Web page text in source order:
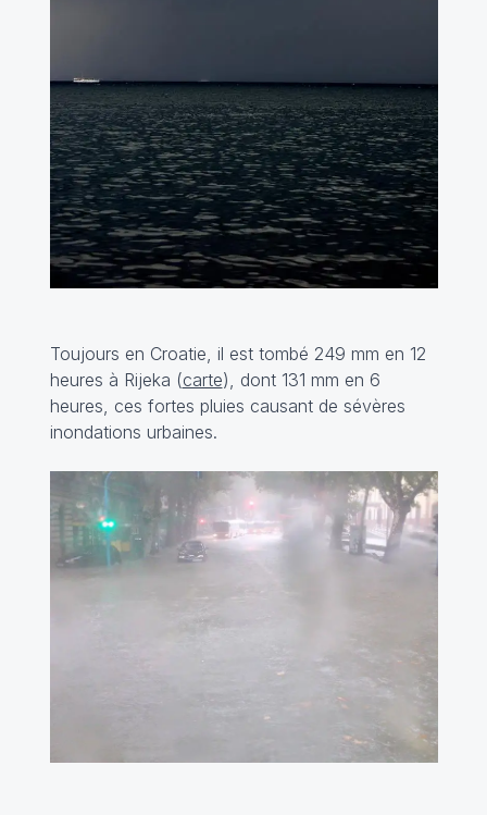
Toujours en Croatie, il est tombé 249 mm en 12
heures à Rijeka (carte), dont 131 mm en 6
heures, ces fortes pluies causant de sévères
inondations urbaines.